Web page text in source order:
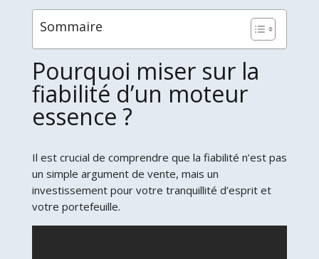
Sommaire
Pourquoi miser sur la
fiabilité d’un moteur
essence ?
Il est crucial de comprendre que la fiabilité n’est pas
un simple argument de vente, mais un
investissement pour votre tranquillité d’esprit et
votre portefeuille.